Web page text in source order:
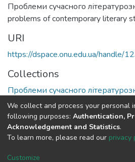
Проблеми сучасного
problems of contemporary literary
URI
https://dspace.onu.edu.ua/handle/
Collections
Проблеми сучасного
Full item page
DSpace software copyright ©
Cookie
We collect and process your personal
following purposes: Authentication,
Acknowledgement and Statistics.
To learn more, please read our privacy
Customize